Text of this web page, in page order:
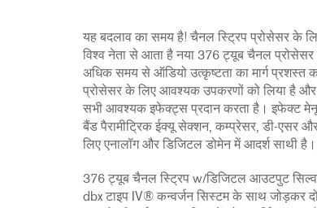
iEQ15
iEQ31
530
PS6
Di1
DJDI
CT-2
CT-3
DI4
यह बदलाव का समय है! चैनल स्ट्रिप प्रोसेसर के
विश्व नेता से आता है नया 376 ट्यूब चैनल
अधिक समय से ऑडियो उत्कृष्टता का मार्ग प्रशस्त
प्रोसेसर के लिए आवश्यक उपकरणों को लिया है और
सभी आवश्यक इफेक्ट्स प्रदान करता है। इफेक्ट मेनू
बैंड पैरामीट्रिक ईक्यू सेक्शन, कम्प्रेसर, डी-एसर
लिए एनालॉग और डिजिटल डोमेन में आदर्श साथी है।
376 ट्यूब चैनल स्ट्रिप w/डिजिटल आउटपुट
dbx टाइप IV® कन्वर्जन सिस्टम के साथ जोड़कर